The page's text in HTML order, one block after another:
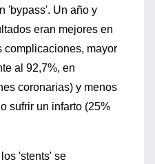
'bypass'. Un año y
eran mejores en
complicaciones, mayor
al 92,7%, en
coronarias) y menos
sufrir un infarto (25%
'stents' se